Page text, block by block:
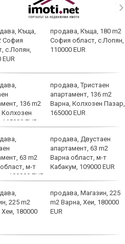
продава, Къща, 180 m2
София област, с.Лопян,
110000 EUR
продава, Тристаен
апартамент, 136 m2
Варна, Колхозен Пазар,
165000 EUR
продава, Двустаен
апартамент, 63 m2
Варна област, м-т
Кабакум, 109000 EUR
продава, Магазин, 225
m2 Варна, Хеи, 180000
EUR